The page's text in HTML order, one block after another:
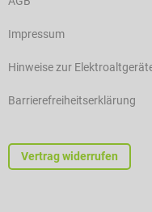
Impressum
Hinweise zur
Barrierefreiheitserklärung
Vertrag widerrufen